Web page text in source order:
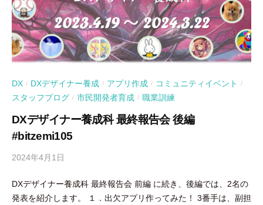
DX / DXデザイナー養成 / アプリ作成 / コミュニティイベント /
スタッフブログ / 市民開発者育成 / 職業訓練
DXデザイナー養成科 最終報告会 後編
#bitzemi105
2024年4月1日
吉
田
DXデザイナー養成科 最終報告会 前編 に続き、後編では、2名の
発表を紹介します。 １．出欠アプリ作ってみた！ 3番手は、副担